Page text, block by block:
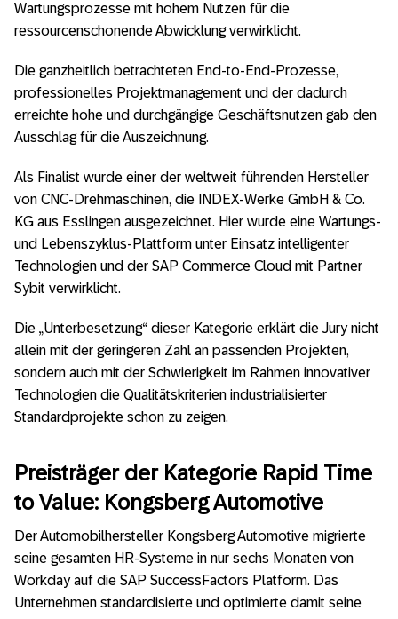
Wartungsprozesse mit hohem Nutzen für die
ressourcenschonende Abwicklung verwirklicht.
Die ganzheitlich betrachteten End-to-End-Prozesse,
professionelles Projektmanagement und der dadurch
erreichte hohe und durchgängige Geschäftsnutzen gab den
Ausschlag für die Auszeichnung.
Als Finalist wurde einer der weltweit führenden Hersteller
von CNC-Drehmaschinen, die INDEX-Werke GmbH & Co.
KG aus Esslingen ausgezeichnet. Hier wurde eine Wartungs-
und Lebenszyklus-Plattform unter Einsatz intelligenter
Technologien und der SAP Commerce Cloud mit Partner
Sybit verwirklicht.
Die „Unterbesetzung“ dieser Kategorie erklärt die Jury nicht
allein mit der geringeren Zahl an passenden Projekten,
sondern auch mit der Schwierigkeit im Rahmen innovativer
Technologien die Qualitätskriterien industrialisierter
Standardprojekte schon zu zeigen.
Preisträger der Kategorie Rapid Time
to Value: Kongsberg Automotive
Der Automobilhersteller Kongsberg Automotive migrierte
seine gesamten HR-Systeme in nur sechs Monaten von
Workday auf die SAP SuccessFactors Platform. Das
Unternehmen standardisierte und optimierte damit seine